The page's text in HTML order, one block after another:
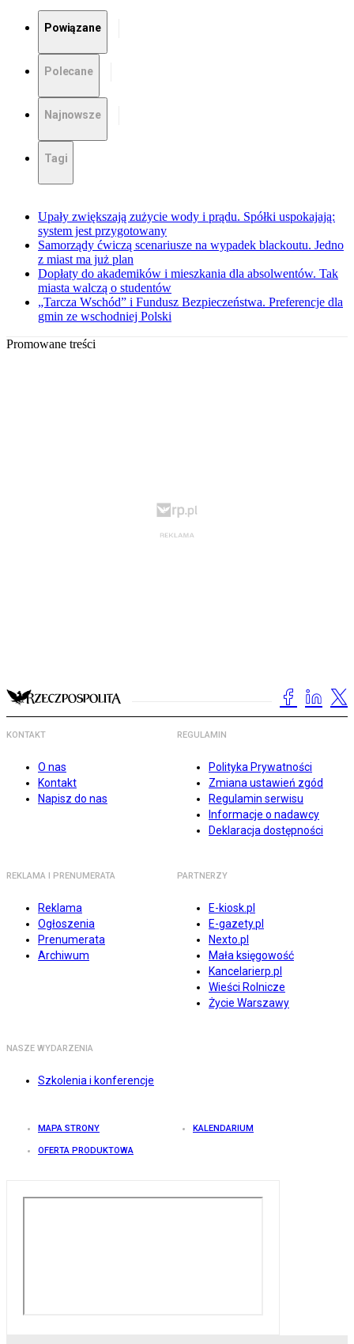
Powiązane
Polecane
Najnowsze
Tagi
Upały zwiększają zużycie wody i prądu. Spółki uspokajają:
system jest przygotowany
Samorządy ćwiczą scenariusze na wypadek blackoutu. Jedno
z miast ma już plan
Dopłaty do akademików i mieszkania dla absolwentów. Tak
miasta walczą o studentów
„Tarcza Wschód” i Fundusz Bezpieczeństwa. Preferencje dla
gmin ze wschodniej Polski
Promowane treści
KONTAKT
O nas
Kontakt
Napisz do nas
REGULAMIN
Polityka Prywatności
Zmiana ustawień zgód
Regulamin serwisu
Informacje o nadawcy
Deklaracja dostępności
REKLAMA I PRENUMERATA
Reklama
Ogłoszenia
Prenumerata
Archiwum
PARTNERZY
E-kiosk.pl
E-gazety.pl
Nexto.pl
Mała księgowość
Kancelarierp.pl
Wieści Rolnicze
Życie Warszawy
NASZE WYDARZENIA
Szkolenia i konferencje
MAPA STRONY KALENDARIUM
OFERTA PRODUKTOWA